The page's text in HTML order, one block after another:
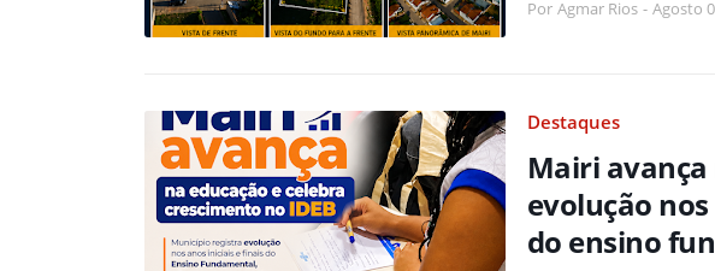
Por Agmar Rios - Agosto
Destaques
Mairi avança
evolução
do ensino